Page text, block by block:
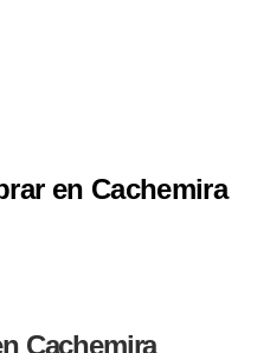
en Cachemira
Cachemira